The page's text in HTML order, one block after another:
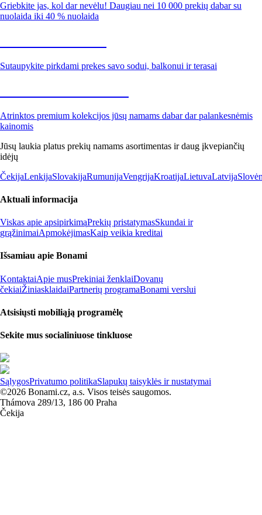
Griebkite jas, kol dar nevėlu! Daugiau nei 10 000 prekių dabar su
nuolaida iki 40 % nuolaida
Sutaupykite pirkdami prekes savo sodui, balkonui ir terasai
Atrinktos premium kolekcijos jūsų namams dabar dar palankesnėmis
kainomis
Jūsų laukia platus prekių namams asortimentas ir daug įkvepiančių
idėjų
ČekijaLenkijaSlovakijaRumunijaVengrijaKroatijaLietuvaLatvija
Aktuali informacija
Viskas apie apsipirkimąPrekių pristatymasSkundai ir
grąžinimaiApmokėjimasKaip veikia kreditai
Išsamiau apie Bonami
KontaktaiApie musPrekiniai ženklaiDovanų
čekiaiŽiniasklaidaiPartnerių programaBonami verslui
Atsisiųsti mobiliąją programėlę
Sekite mus socialiniuose tinkluose
SąlygosPrivatumo politikaSlapukų taisyklės ir nustatymai
©2026 Bonami.cz, a.s. Visos teisės saugomos.
Thámova 289/13, 186 00 Praha
Čekija